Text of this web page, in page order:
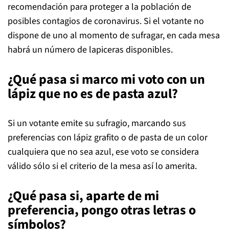
recomendación para proteger a la población de
posibles contagios de coronavirus. Si el votante no
dispone de uno al momento de sufragar, en cada mesa
habrá un número de lapiceras disponibles.
¿Qué pasa si marco mi voto con un
lápiz que no es de pasta azul?
Si un votante emite su sufragio, marcando sus
preferencias con lápiz grafito o de pasta de un color
cualquiera que no sea azul, ese voto se considera
válido sólo si el criterio de la mesa así lo amerita.
¿Qué pasa si, aparte de mi
preferencia, pongo otras letras o
símbolos?